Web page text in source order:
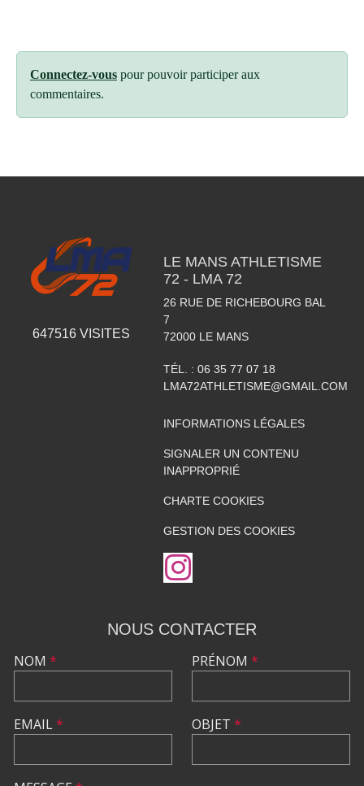
Connectez-vous pour pouvoir participer aux
commentaires.
647516 VISITES
LE MANS ATHLETISME
72 - LMA 72
26 RUE DE RICHEBOURG BAL
7
72000 LE MANS
TÉL. : 06 35 77 07 18
LMA72ATHLETISME@GMAIL.COM
INFORMATIONS LÉGALES
SIGNALER UN CONTENU
INAPPROPRIÉ
CHARTE COOKIES
GESTION DES COOKIES
NOUS CONTACTER
NOM *
EMAIL*
PRÉNOM *
OBJET *